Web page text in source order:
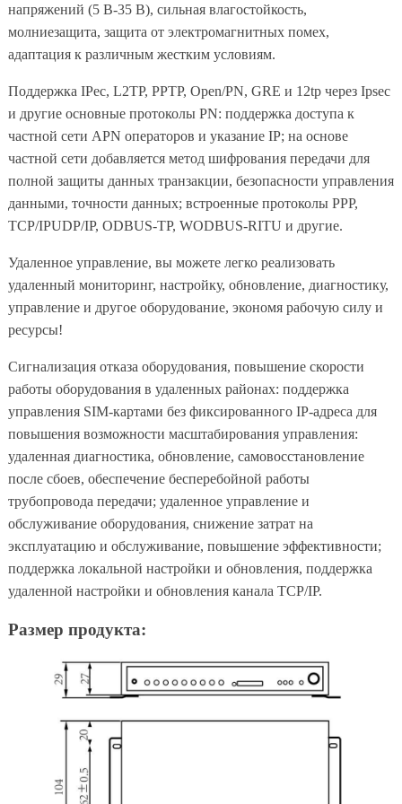
напряжений (5 В-35 В), сильная влагостойкость,
молниезащита, защита от электромагнитных помех,
адаптация к различным жестким условиям.
Поддержка IPec, L2TP, PPTP, Open/PN, GRE и 12tp через Ipsec
и другие основные протоколы PN: поддержка доступа к
частной сети APN операторов и указание IP; на основе
частной сети добавляется метод шифрования передачи для
полной защиты данных транзакции, безопасности управления
данными, точности данных; встроенные протоколы PPP,
TCP/IPUDP/IP, ODBUS-TP, WODBUS-RITU и другие.
Удаленное управление, вы можете легко реализовать
удаленный мониторинг, настройку, обновление, диагностику,
управление и другое оборудование, экономя рабочую силу и
ресурсы!
Сигнализация отказа оборудования, повышение скорости
работы оборудования в удаленных районах: поддержка
управления SIM-картами без фиксированного IP-адреса для
повышения возможности масштабирования управления:
удаленная диагностика, обновление, самовосстановление
после сбоев, обеспечение бесперебойной работы
трубопровода передачи; удаленное управление и
обслуживание оборудования, снижение затрат на
эксплуатацию и обслуживание, повышение эффективности;
поддержка локальной настройки и обновления, поддержка
удаленной настройки и обновления канала TCP/IP.
Размер продукта: